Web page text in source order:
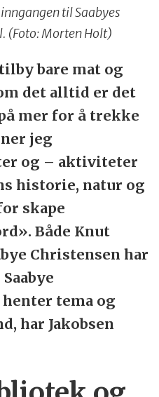
til Saabyes
(Foto: Morten Holt)
bare mat og
det alltid er det
mer for å trekke
jeg
og – aktiviteter
historie, natur og
skape
Både Knut
Christensen har
tema og
har Jakobsen